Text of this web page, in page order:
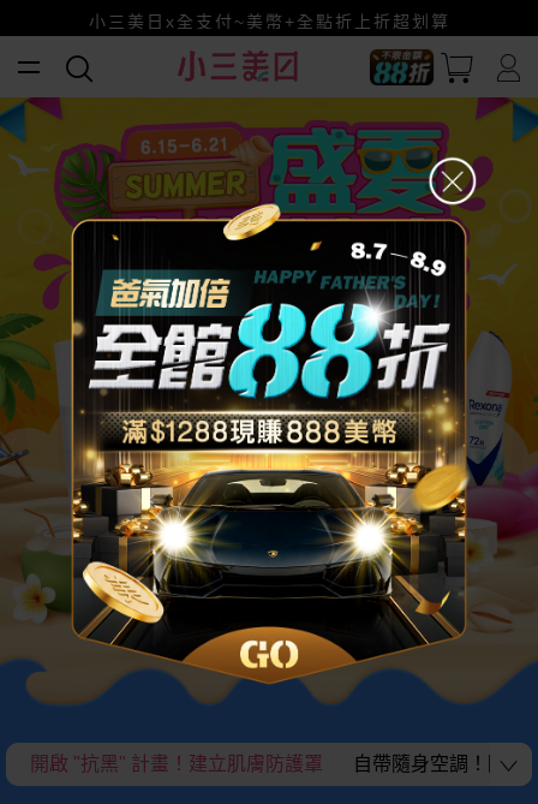
賺美幣~換好禮~立即換GO~
小三美日x全支付~美幣+全點折上折超划算
全館88折爸氣加倍！
開啟 "抗黑" 計畫！建立肌膚防護罩 自帶隨身空調！降溫